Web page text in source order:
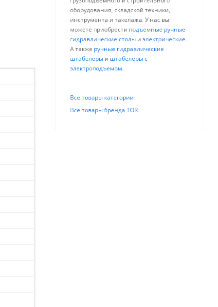
оборудования, складской техники,
инструмента и такелажа. У нас вы
можете приобрести подъемные ручные
гидравлические столы и электрические.
А также ручные гидравлические
штабелеры и штабелеры с
электроподъемом.
Все товары категории
Все товары бренда TOR